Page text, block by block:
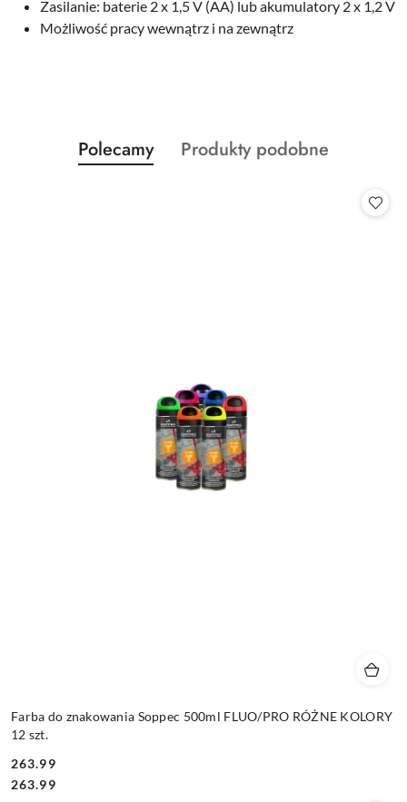
Zasilanie: baterie 2 x 1,5 V (AA) lub akumulatory 2 x 1,2 V
Możliwość pracy wewnątrz i na zewnątrz
Pomiń karuzelę produktów
Produkty
o
Polecamy
Produkty
Produkty podobne
Farba do znakowania Soppec 500ml FLUO/PRO RÓŻNE KOLORY
12 szt.
Cena:
263.99
Cena:
263.99